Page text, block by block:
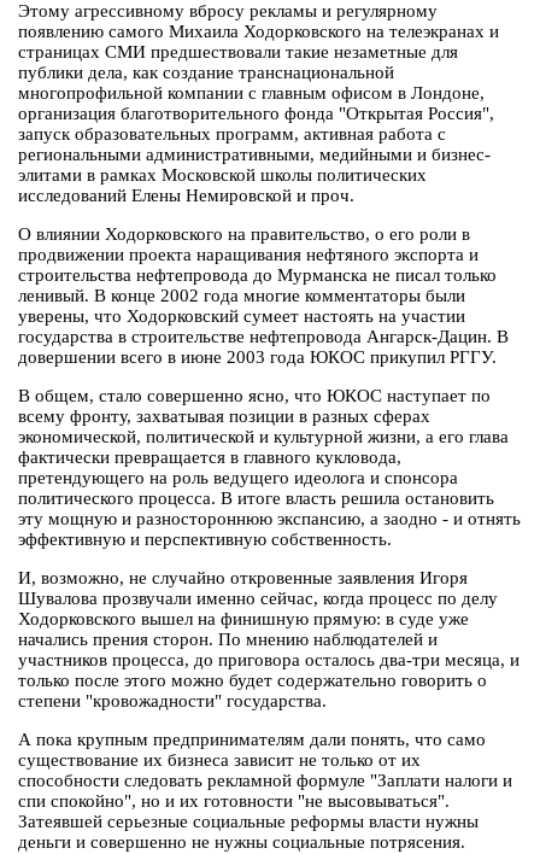
Этому агрессивному вбросу рекламы и регулярному
появлению самого Михаила Ходорковского на телеэкранах и
страницах СМИ предшествовали такие незаметные для
публики дела, как создание транснациональной
многопрофильной компании с главным офисом в Лондоне,
организация благотворительного фонда "Открытая Россия",
запуск образовательных программ, активная работа с
региональными административными, медийными и бизнес-
элитами в рамках Московской школы политических
исследований Елены Немировской и проч.
О влиянии Ходорковского на правительство, о его роли в
продвижении проекта наращивания нефтяного экспорта и
строительства нефтепровода до Мурманска не писал только
ленивый. В конце 2002 года многие комментаторы были
уверены, что Ходорковский сумеет настоять на участии
государства в строительстве нефтепровода Ангарск-Дацин. В
довершении всего в июне 2003 года ЮКОС прикупил РГГУ.
В общем, стало совершенно ясно, что ЮКОС наступает по
всему фронту, захватывая позиции в разных сферах
экономической, политической и культурной жизни, а его глава
фактически превращается в главного кукловода,
претендующего на роль ведущего идеолога и спонсора
политического процесса. В итоге власть решила остановить
эту мощную и разностороннюю экспансию, а заодно - и отнять
эффективную и перспективную собственность.
И, возможно, не случайно откровенные заявления Игоря
Шувалова прозвучали именно сейчас, когда процесс по делу
Ходорковского вышел на финишную прямую: в суде уже
начались прения сторон. По мнению наблюдателей и
участников процесса, до приговора осталось два-три месяца, и
только после этого можно будет содержательно говорить о
степени "кровожадности" государства.
А пока крупным предпринимателям дали понять, что само
существование их бизнеса зависит не только от их
способности следовать рекламной формуле "Заплати налоги и
спи спокойно", но и их готовности "не высовываться".
Затеявшей серьезные социальные реформы власти нужны
деньги и совершенно не нужны социальные потрясения.